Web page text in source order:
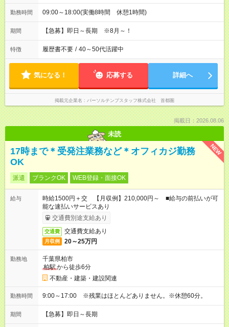
勤務時間 09:00～18:00(実働8時間 休憩1時間)
期間 【急募】即日～長期 ※8月～！
特徴 履歴書不要 / 40～50代活躍中
気になる！ 応募する 詳細へ
掲載元企業名 パーソルテンプスタッフ株式会社 首都圏
掲載日：2026.08.06
未読
NEW
17時まで＊受発注業務など＊オフィカジ勤務
OK
派遣 ブランクOK WEB登録・面接OK
給与
時給1500円＋交 【月収例】210,000円～ ■給与の前払いが可
能な速払いサービスあり
交通費別途支給あり
交通費 交通費支給あり
月収例 20～25万円
勤務地
千葉県柏市
柏駅から徒歩6分
不動産・建築・建設関連
勤務時間 9:00～17:00 ※残業はほとんどありません。※休憩60分。
期間 【急募】即日～長期